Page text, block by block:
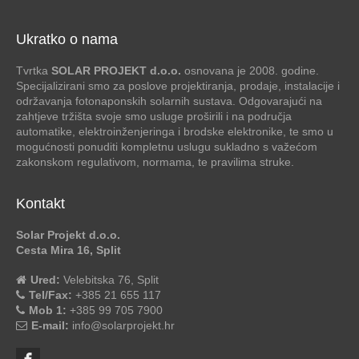
Ukratko o nama
Tvrtka SOLAR PROJEKT d.o.o. osnovana je 2008. godine.
Specijalizirani smo za poslove projektiranja, prodaje, instalacije i
održavanja fotonaponskih solarnih sustava. Odgovarajući na
zahtjeve tržišta svoje smo usluge proširili i na područja
automatike, elektroinženjeringa i brodske elektronike, te smo u
mogućnosti ponuditi kompletnu uslugu sukladno s važećom
zakonskom regulativom, normama, te pravilima struke.
Kontakt
Solar Projekt d.o.o.
Cesta Mira 16, Split
Ured: Velebitska 76, Split
Tel/Fax: +385 21 655 117
Mob 1: +385 99 705 7900
E-mail: info@solarprojekt.hr